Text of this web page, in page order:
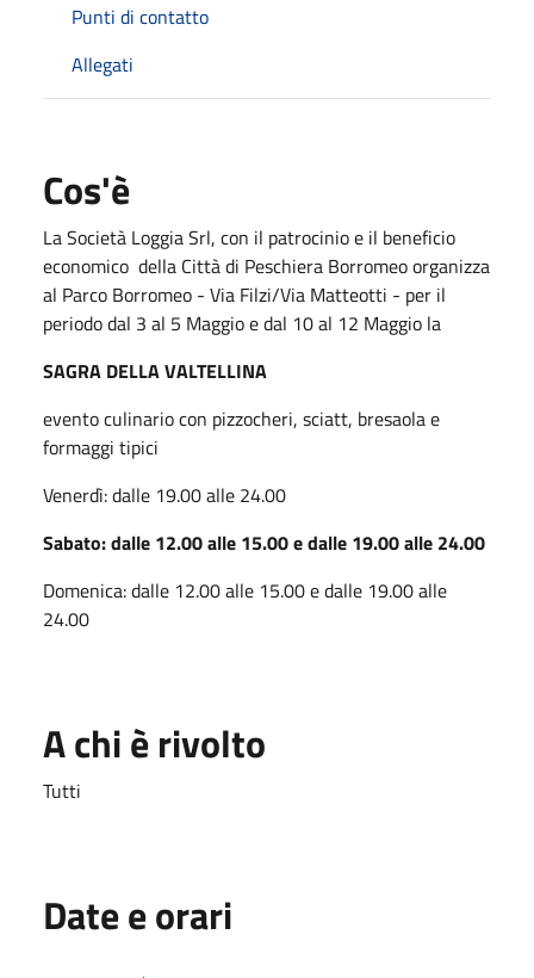
Punti di contatto
Allegati
Cos'è
La Società Loggia Srl, con il patrocinio e il beneficio
economico della Città di Peschiera Borromeo organizza
al Parco Borromeo - Via Filzi/Via Matteotti - per il
periodo dal 3 al 5 Maggio e dal 10 al 12 Maggio la
SAGRA DELLA VALTELLINA
evento culinario con pizzocheri, sciatt, bresaola e
formaggi tipici
Venerdì: dalle 19.00 alle 24.00
Sabato: dalle 12.00 alle 15.00 e dalle 19.00 alle 24.00
Domenica: dalle 12.00 alle 15.00 e dalle 19.00 alle
24.00
A chi è rivolto
Tutti
Date e orari